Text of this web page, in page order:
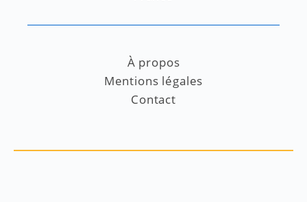
À propos
Mentions légales
Contact